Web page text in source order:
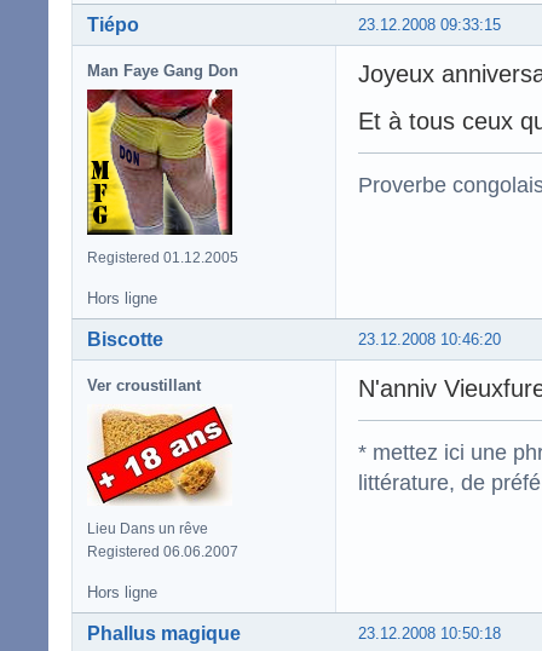
23.12.2008 09:33:15
Tiépo
Man Faye Gang Don
Registered 01.12.2005
Joyeux
Et à tous ceux
Proverbe
Hors ligne
23.12.2008 10:46:20
Biscotte
Ver croustillant
Lieu Dans un rêve
Registered 06.06.2007
N'anniv
* mettez ici une
littérature, de
Hors ligne
23.12.2008 10:50:18
Phallus magique